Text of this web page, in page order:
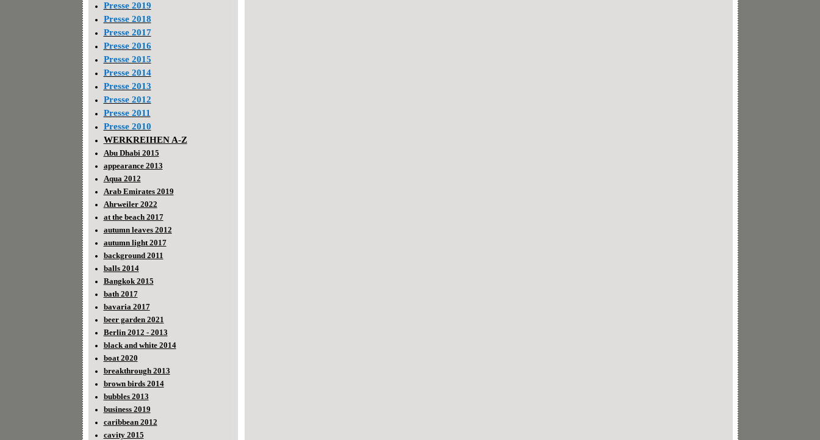
Presse 2019
Presse 2018
Presse 2017
Presse 2016
Presse 2015
Presse 2014
Presse 2013
Presse 2012
Presse 2011
Presse 2010
WERKREIHEN A-Z
Abu Dhabi 2015
appearance 2013
Aqua 2012
Arab Emirates 2019
Ahrweiler 2022
at the beach 2017
autumn leaves 2012
autumn light 2017
background 2011
balls 2014
Bangkok 2015
bath 2017
bavaria 2017
beer garden 2021
Berlin 2012 - 2013
black and white 2014
boat 2020
breakthrough 2013
brown birds 2014
bubbles 2013
business 2019
caribbean 2012
cavity 2015